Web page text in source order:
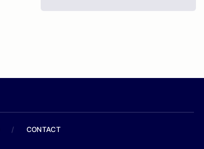
/ CONTACT